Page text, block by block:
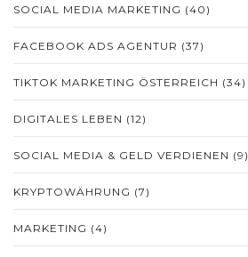
SOCIAL MEDIA MARKETING (40)
FACEBOOK ADS AGENTUR (37)
TIKTOK MARKETING ÖSTERREICH (34)
DIGITALES LEBEN (12)
SOCIAL MEDIA & GELD VERDIENEN (9)
KRYPTOWÄHRUNG (7)
MARKETING (4)